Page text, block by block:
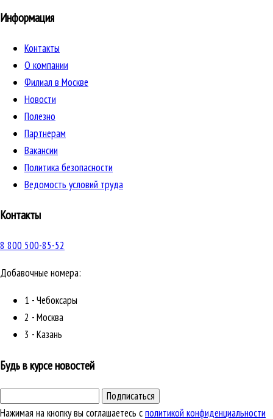
Информация
Контакты
О компании
Филиал в Москве
Новости
Полезно
Партнерам
Вакансии
Политика безопасности
Ведомость условий труда
Контакты
8 800 500-85-52
Добавочные номера:
1 - Чебоксары
2 - Москва
3 - Казань
Будь в курсе новостей
Подписаться
Нажимая на кнопку вы соглашаетесь сполитикой конфиденциальности